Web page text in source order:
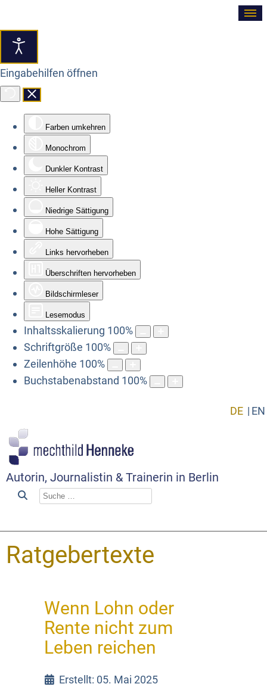
Eingabehilfen öffnen
Farben umkehren
Monochrom
Dunkler Kontrast
Heller Kontrast
Niedrige Sättigung
Hohe Sättigung
Links hervorheben
Überschriften hervorheben
Bildschirmleser
Lesemodus
Inhaltsskalierung 100%
Schriftgröße 100%
Zeilenhöhe 100%
Buchstabenabstand 100%
DE EN
Autorin, Journalistin & Trainerin in Berlin
Ratgebertexte
Wenn Lohn oder
Rente nicht zum
Leben reichen
Erstellt: 05. Mai 2025
≡